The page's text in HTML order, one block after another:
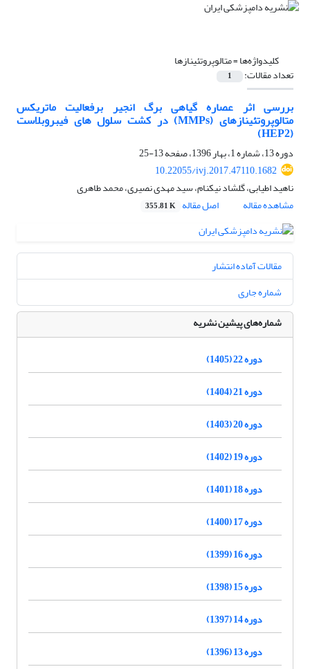
کلیدواژه‌ها =متالوپروتئینازها
تعداد مقالات: 1
بررسی اثر عصاره گیاهی برگ انجیر برفعالیت ماتریکس
متالوپروتئینازهای (MMPs) در کشت سلول های فیبروبلاست
(HEP2)
دوره 13، شماره 1، بهار 1396، صفحه
13-25
10.22055/ivj.2017.47110.1682
ناهید اطیابی، گلشاد نیکنام، سید مهدی نصیری، محمد طاهری
مشاهده مقاله
اصل مقاله 355.81 K
مقالات آماده انتشار
شماره جاری
شماره‌های پیشین نشریه
دوره 22 (1405)
دوره 21 (1404)
دوره 20 (1403)
دوره 19 (1402)
دوره 18 (1401)
دوره 17 (1400)
دوره 16 (1399)
دوره 15 (1398)
دوره 14 (1397)
دوره 13 (1396)